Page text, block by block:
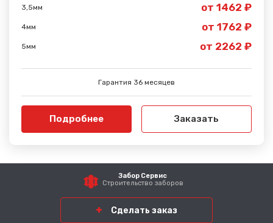
3,5мм от 1462 ₽
4мм от 1762 ₽
5мм от 2262 ₽
Гарантия 36 месяцев
Подробнее Заказать
Забор Сервис
Строительство заборов
Сделать заказ